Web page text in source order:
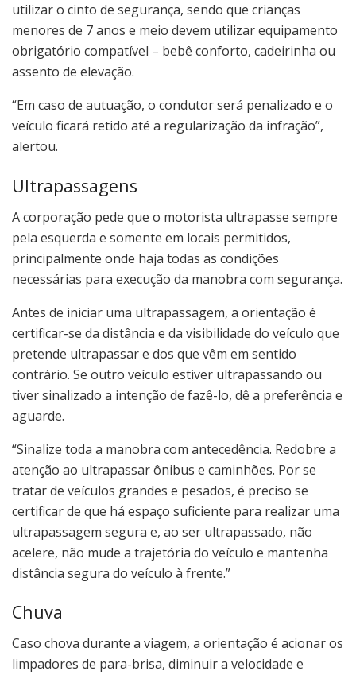
utilizar o cinto de segurança, sendo que crianças
menores de 7 anos e meio devem utilizar equipamento
obrigatório compatível – bebê conforto, cadeirinha ou
assento de elevação.
“Em caso de autuação, o condutor será penalizado e o
veículo ficará retido até a regularização da infração”,
alertou.
Ultrapassagens
A corporação pede que o motorista ultrapasse sempre
pela esquerda e somente em locais permitidos,
principalmente onde haja todas as condições
necessárias para execução da manobra com segurança.
Antes de iniciar uma ultrapassagem, a orientação é
certificar-se da distância e da visibilidade do veículo que
pretende ultrapassar e dos que vêm em sentido
contrário. Se outro veículo estiver ultrapassando ou
tiver sinalizado a intenção de fazê-lo, dê a preferência e
aguarde.
“Sinalize toda a manobra com antecedência. Redobre a
atenção ao ultrapassar ônibus e caminhões. Por se
tratar de veículos grandes e pesados, é preciso se
certificar de que há espaço suficiente para realizar uma
ultrapassagem segura e, ao ser ultrapassado, não
acelere, não mude a trajetória do veículo e mantenha
distância segura do veículo à frente.”
Chuva
Caso chova durante a viagem, a orientação é acionar os
limpadores de para-brisa, diminuir a velocidade e